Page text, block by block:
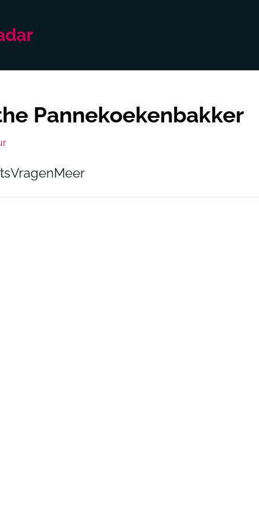
Pannekoekenbakker
VragenMeer